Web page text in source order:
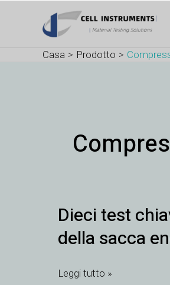
Casa Prodotto
Dieci test
della sacca
test
chiave
sulle
fisiche
Leggi tutto »